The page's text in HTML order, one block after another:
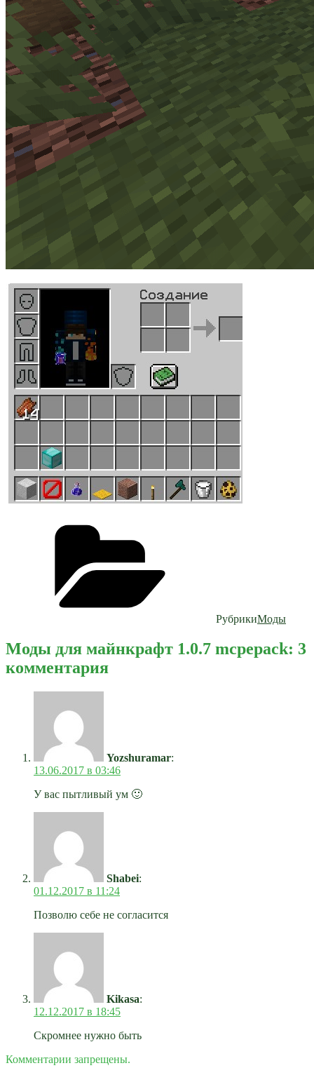
РубрикиМоды
Моды для майнкрафт 1.0.7 mcpepack: 3
комментария
Yozshuramar:
13.06.2017 в 03:46
У вас пытливый ум 🙂
Shabei:
01.12.2017 в 11:24
Позволю себе не согласится
Kikasa:
12.12.2017 в 18:45
Скромнее нужно быть
Комментарии запрещены.